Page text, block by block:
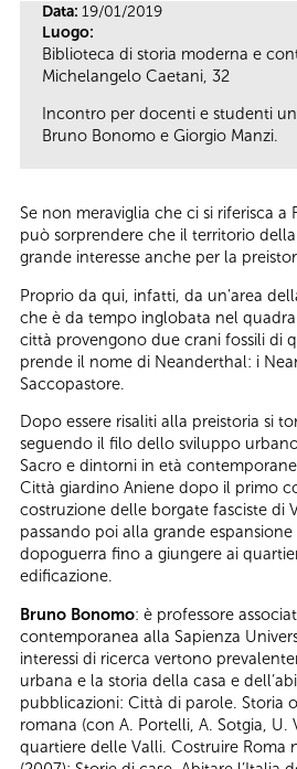
Data: 19/01/2019
Luogo:
Biblioteca di storia moderna e
Michelangelo Caetani, 32
Incontro per docenti e studenti
Bruno Bonomo e Giorgio Manzi.
Se non meraviglia che ci si riferisca
può sorprendere che il territorio
grande interesse anche per la
Proprio da qui, infatti, da un'area
che è da tempo inglobata nel
città provengono due crani fossili di
prende il nome di Neanderthal: i
Saccopastore.
Dopo essere risaliti alla preistoria si
seguendo il filo dello sviluppo
Sacro e dintorni in età
Città giardino Aniene dopo il primo
costruzione delle borgate fasciste di
passando poi alla grande
dopoguerra fino a giungere ai
edificazione.
Bruno Bonomo: è professore
contemporanea alla Sapienza
interessi di ricerca vertono
urbana e la storia della casa e
pubblicazioni: Città di parole. Storia
romana (con A. Portelli, A. Sotgia, U.
quartiere delle Valli. Costruire Roma